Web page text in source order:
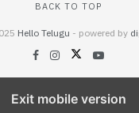
BACK TO TOP
Hello Telugu - powered by
Exit mobile version